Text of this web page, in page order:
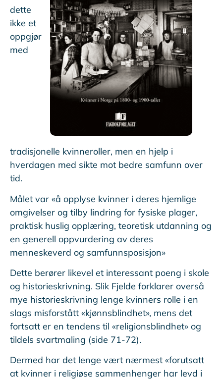
dette
ikke et
oppgjør
med
tradisjonelle kvinneroller, men en hjelp i
hverdagen med sikte mot bedre samfunn over
tid.
Målet var «å opplyse kvinner i deres hjemlige
omgivelser og tilby lindring for fysiske plager,
praktisk huslig opplæring, teoretisk utdanning og
en generell oppvurdering av deres
menneskeverd og samfunnsposisjon»
Dette berører likevel et interessant poeng i skole
og historieskrivning. Slik Fjelde forklarer overså
mye historieskrivning lenge kvinners rolle i en
slags misforstått «kjønnsblindhet», mens det
fortsatt er en tendens til «religionsblindhet» og
tildels svartmaling (side 71-72).
Dermed har det lenge vært nærmest «forutsatt
at kvinner i religiøse sammenhenger har levd i